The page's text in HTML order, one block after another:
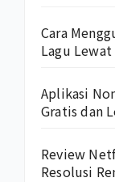
Cara
Lagu Lewat
Aplikasi
Gratis dan
Review
Resolusi